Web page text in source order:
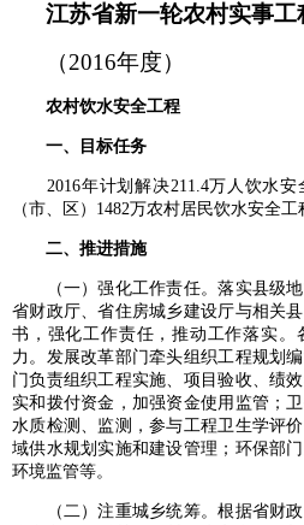
江苏省新一轮农村实事工
（2016年度）
农村饮水安全工程
一、目标任务
2016年计划解决211.4万人饮水安
（市、区）1482万农村居民饮水安全工
二、推进措施
（一）强化工作责任。落实县级地
省财政厅、省住房城乡建设厅与相关
书，强化工作责任，推动工作落实。
力。发展改革部门牵头组织工程规划
门负责组织工程实施、项目验收、绩
实和拨付资金，加强资金使用监管；
水质检测、监测，参与工程卫生学评
域供水规划实施和建设管理；环保部
环境监管等。
（二）注重城乡统筹。根据省财政